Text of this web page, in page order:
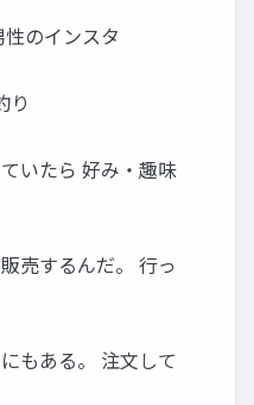
のインスタ
り
いたら 好み・趣味
売するんだ。 行っ
もある。 注文して